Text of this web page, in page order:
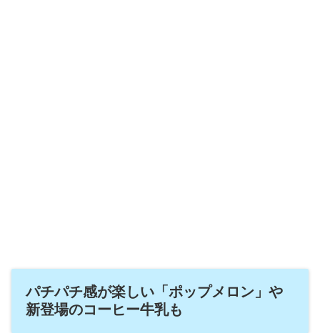
パチパチ感が楽しい「ポップメロン」や
新登場のコーヒー牛乳も